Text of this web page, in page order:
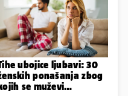
ubojice ljubavi: 30
ponašanja zbog
kojih se muževi